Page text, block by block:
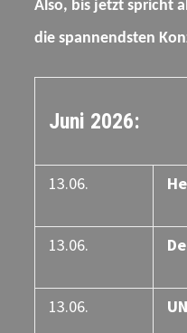
Also, bis jetzt spricht
die spannendsten
Juni 2026:
13.06.
13.06.
13.06.